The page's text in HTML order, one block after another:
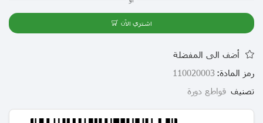
اشتري الآن
أضف الى المفضلة
رمز المادة: 110020003
تصنيف قواطع دورة